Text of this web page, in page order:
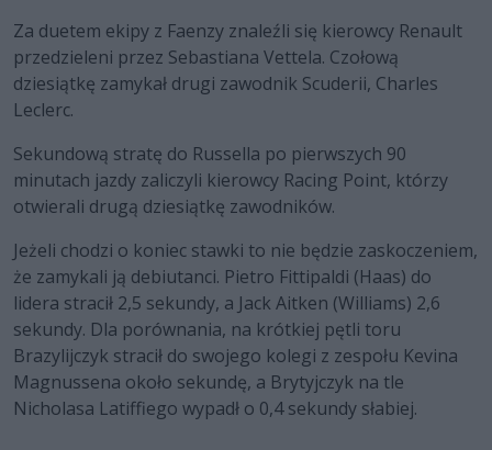
Za duetem ekipy z Faenzy znaleźli się kierowcy Renault
przedzieleni przez Sebastiana Vettela. Czołową
dziesiątkę zamykał drugi zawodnik Scuderii, Charles
Leclerc.
Sekundową stratę do Russella po pierwszych 90
minutach jazdy zaliczyli kierowcy Racing Point, którzy
otwierali drugą dziesiątkę zawodników.
Jeżeli chodzi o koniec stawki to nie będzie zaskoczeniem,
że zamykali ją debiutanci. Pietro Fittipaldi (Haas) do
lidera stracił 2,5 sekundy, a Jack Aitken (Williams) 2,6
sekundy. Dla porównania, na krótkiej pętli toru
Brazylijczyk stracił do swojego kolegi z zespołu Kevina
Magnussena około sekundę, a Brytyjczyk na tle
Nicholasa Latiffiego wypadł o 0,4 sekundy słabiej.